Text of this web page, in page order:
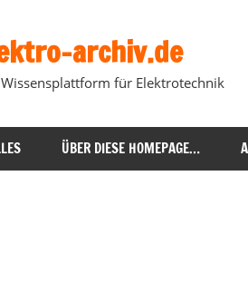
archiv.de
für Elektrotechnik
ÜBER DIESE HOMEPAGE…